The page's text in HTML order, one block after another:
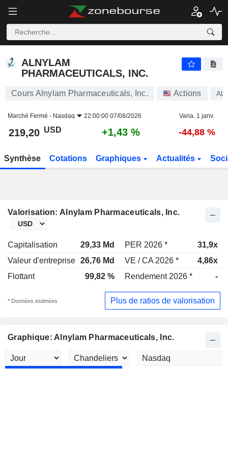
ALNYLAM
PHARMACEUTICALS, INC.
Cours Alnylam Pharmaceuticals, Inc. Actions
Marché Fermé - Nasdaq 22:00:00 07/08/2026 Varia. 1 janv.
219,20 USD +1,43 % -44,88 %
Synthèse Cotations Graphiques Actualités
Valorisation: Alnylam Pharmaceuticals, Inc.
Capitalisation 29,33 Md PER 2026 *
31,9x
Valeur d'entreprise 26,76 Md VE / CA 2026 *
4,86x
Flottant
99,82 % Rendement 2026 * -
* Données estimées Plus de ratios de valorisation
Graphique: Alnylam Pharmaceuticals, Inc.